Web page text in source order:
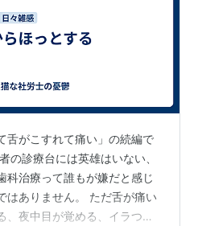
舌がこすれて痛い」の続編で
の診療台には英雄はいない、
科治療って誰もが嫌だと感じ
はありません。 ただ舌が痛い
、夜中目が覚める、イラつ